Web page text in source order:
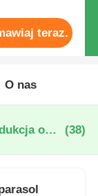
teraz.
O nas
promotional golf umbrellas produkcja online (38)